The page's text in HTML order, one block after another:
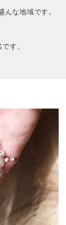
んな地域です。
す。